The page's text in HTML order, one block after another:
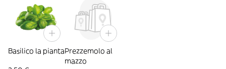
Basilico la piantaPrezzemolo al
mazzo